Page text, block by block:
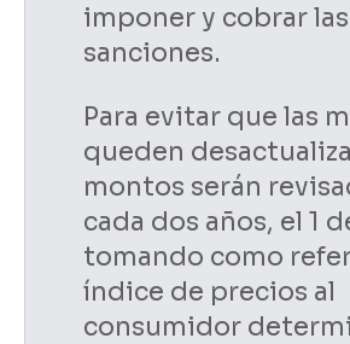
imponer y cobrar las
sanciones.
Para evitar que las
queden
montos serán
cada dos años, el 1
tomando como
índice de precios al
consumidor